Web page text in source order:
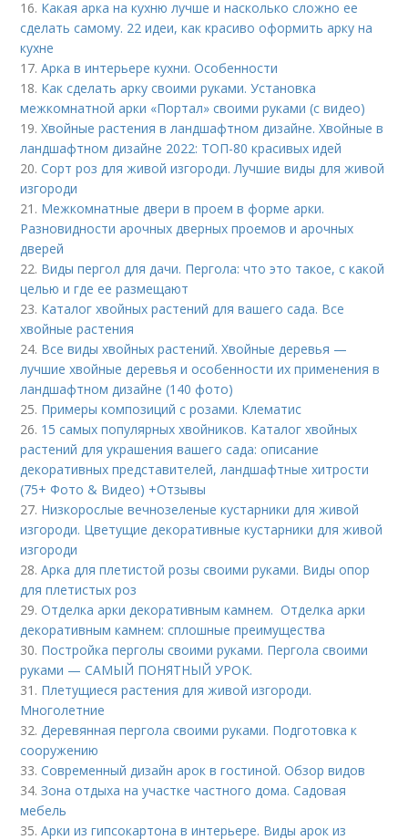
16. Какая арка на кухню лучше и насколько сложно ее
сделать самому. 22 идеи, как красиво оформить арку на
кухне
17.Арка в интерьере кухни. Особенности
18. Как сделать арку своими руками. Установка
межкомнатной арки «Портал» своими руками (с видео)
19.Хвойные растения в ландшафтном дизайне. Хвойные в
ландшафтном дизайне 2022: ТОП-80 красивых идей
20.Сорт роз для живой изгороди. Лучшие виды для живой
изгороди
21. Межкомнатные двери в проем в форме арки.
Разновидности арочных дверных проемов и арочных
дверей
22. Виды пергол для дачи. Пергола: что это такое, с какой
целью и где ее размещают
23. Каталог хвойных растений для вашего сада. Все
хвойные растения
24. Все виды хвойных растений. Хвойные деревья —
лучшие хвойные деревья и особенности их применения в
ландшафтном дизайне (140 фото)
25. Примеры композиций с розами. Клематис
26. 15 самых популярных хвойников. Каталог хвойных
растений для украшения вашего сада: описание
декоративных представителей, ландшафтные хитрости
(75+ Фото & Видео) +Отзывы
27. Низкорослые вечнозеленые кустарники для живой
изгороди. Цветущие декоративные кустарники для живой
изгороди
28.Арка для плетистой розы своими руками. Виды опор
для плетистых роз
29.Отделка арки декоративным камнем. Отделка арки
декоративным камнем: сплошные преимущества
30. Постройка перголы своими руками. Пергола своими
руками — САМЫЙ ПОНЯТНЫЙ УРОК.
31. Плетущиеся растения для живой изгороди.
Многолетние
32. Деревянная пергола своими руками. Подготовка к
сооружению
33.Современный дизайн арок в гостиной. Обзор видов
34.Зона отдыха на участке частного дома. Садовая
мебель
35.Арки из гипсокартона в интерьере. Виды арок из